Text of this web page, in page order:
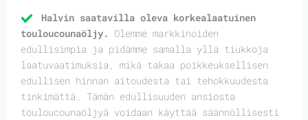
Halvin saatavilla oleva korkealaatuinen
touloucounaöljy. Olemme markkinoiden
edullisimpia ja pidämme samalla yllä tiukkoja
laatuvaatimuksia, mikä takaa poikkeuksellisen
edullisen hinnan aitoudesta tai tehokkuudesta
tinkimättä. Tämän edullisuuden ansiosta
touloucounaöljyä voidaan käyttää säännöllisesti